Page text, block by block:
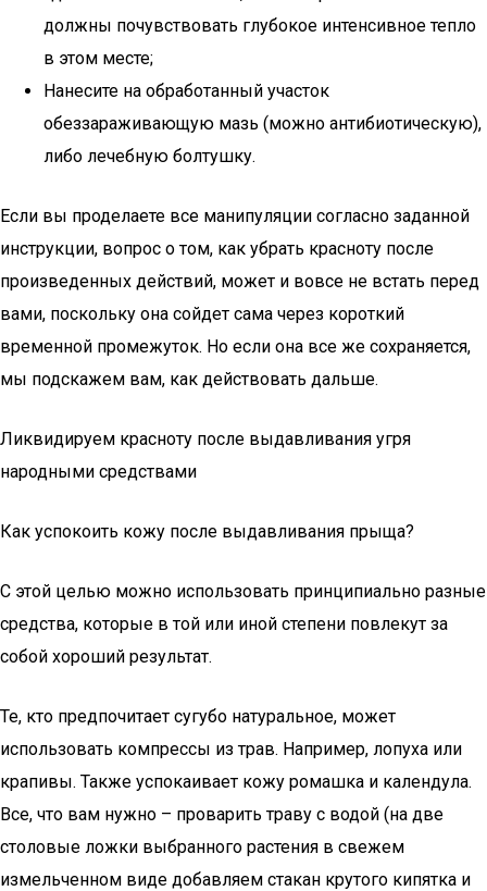
должны почувствовать глубокое интенсивное тепло
в этом месте;
Нанесите на обработанный участок
обеззараживающую мазь (можно антибиотическую),
либо лечебную болтушку.
Если вы проделаете все манипуляции согласно заданной
инструкции, вопрос о том, как убрать красноту после
произведенных действий, может и вовсе не встать перед
вами, поскольку она сойдет сама через короткий
временной промежуток. Но если она все же сохраняется,
мы подскажем вам, как действовать дальше.
Ликвидируем красноту после выдавливания угря
народными средствами
Как успокоить кожу после выдавливания прыща?
С этой целью можно использовать принципиально разные
средства, которые в той или иной степени повлекут за
собой хороший результат.
Те, кто предпочитает сугубо натуральное, может
использовать компрессы из трав. Например, лопуха или
крапивы. Также успокаивает кожу ромашка и календула.
Все, что вам нужно – проварить траву с водой (на две
столовые ложки выбранного растения в свежем
измельченном виде добавляем стакан крутого кипятка и